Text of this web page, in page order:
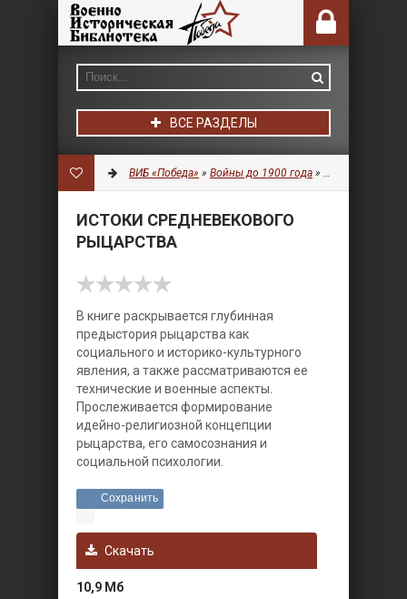
ВСЕ РАЗДЕЛЫ
ВИБ «Победа» » Войны до 1900 года » История
ИСТОКИ СРЕДНЕВЕКОВОГО
РЫЦАРСТВА
В книге раскрывается глубинная
предыстория рыцарства как
социального и историко-культурного
явления, а также рассматриваются ее
технические и военные аспекты.
Прослеживается формирование
идейно-религиозной концепции
рыцарства, его самосознания и
социальной психологии.
Сохранить
Скачать
10,9 Мб